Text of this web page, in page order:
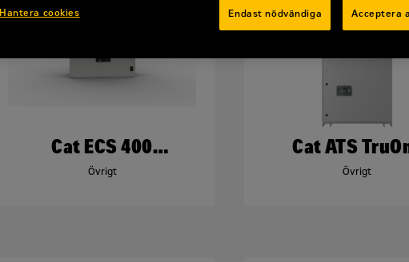
Cat ECS 400
Kontrollpanel
Övrigt
Cat ATS
TruControl
Övrigt
Endast nödvändiga Acceptera
Hantera cookies